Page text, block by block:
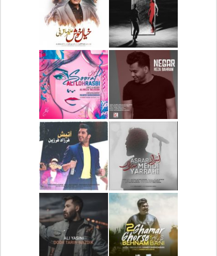
دانلود آلبوم جدید سیروان
خسروی بنام مونولوگ
دانلود آهنگ جدید علیرضا
قربانی بنام خیال خوش
دانلود آهنگ جدید رضا
بهرام بنام نگار
دانلود آهنگ جدید علی
لهراسبی بنام صورت
دانلود آهنگ جدید مهدی
یراحی بنام اسرار
دانلود آهنگ جدید فرزاد
فرزین بنام آتیش